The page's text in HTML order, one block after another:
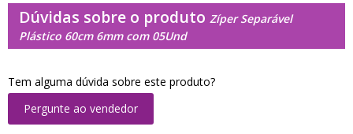
Dúvidas sobre o produto Zíper Separável
Plástico 60cm 6mm com 05Und
Tem alguma dúvida sobre este produto?
Pergunte ao vendedor